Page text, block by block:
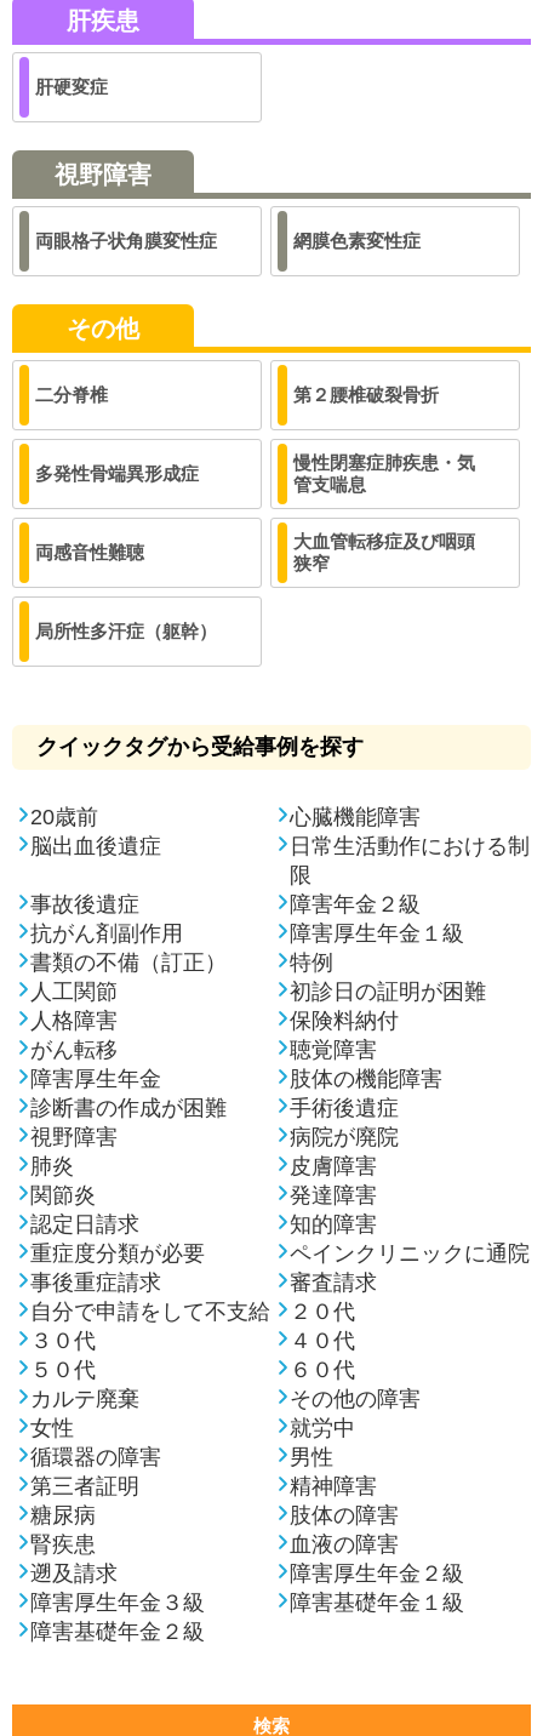
肝疾患
肝硬変症
視野障害
両眼格子状角膜変性症 網膜色素変性症
その他
二分脊椎 第２腰椎破裂骨折
多発性骨端異形成症
慢性閉塞症肺疾患・気
管支喘息
両感音性難聴
大血管転移症及び咽頭
狭窄
局所性多汗症（躯幹）
クイックタグから受給事例を探す
20歳前
心臓機能障害
脳出血後遺症
日常生活動作における制
限
事故後遺症
障害年金２級
抗がん剤副作用
障害厚生年金１級
書類の不備（訂正）
特例
人工関節
初診日の証明が困難
人格障害
保険料納付
がん転移
聴覚障害
障害厚生年金
肢体の機能障害
診断書の作成が困難
手術後遺症
視野障害
病院が廃院
肺炎
皮膚障害
関節炎
発達障害
認定日請求
知的障害
重症度分類が必要
ペインクリニックに通院
事後重症請求
審査請求
自分で申請をして不支給
２０代
３０代
４０代
５０代
６０代
カルテ廃棄
その他の障害
女性
就労中
循環器の障害
男性
第三者証明
精神障害
糖尿病
肢体の障害
腎疾患
血液の障害
遡及請求
障害厚生年金２級
障害厚生年金３級
障害基礎年金１級
障害基礎年金２級
検索